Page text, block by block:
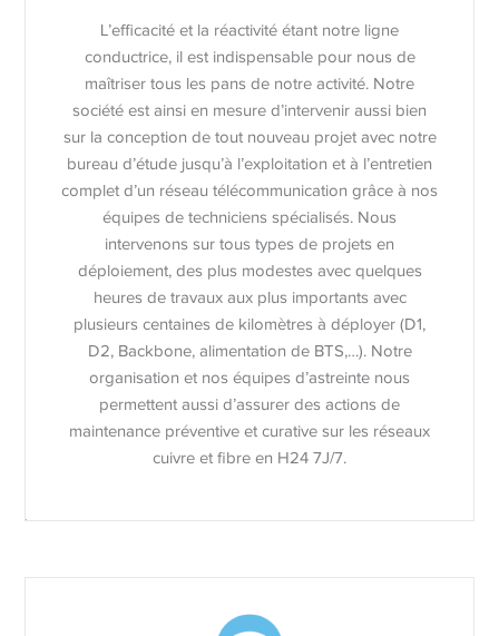
L’efficacité et la réactivité étant notre ligne
conductrice, il est indispensable pour nous de
maîtriser tous les pans de notre activité. Notre
société est ainsi en mesure d’intervenir aussi bien
sur la conception de tout nouveau projet avec notre
bureau d’étude jusqu’à l’exploitation et à l’entretien
complet d’un réseau télécommunication grâce à nos
équipes de techniciens spécialisés. Nous
intervenons sur tous types de projets en
déploiement, des plus modestes avec quelques
heures de travaux aux plus importants avec
plusieurs centaines de kilomètres à déployer (D1,
D2, Backbone, alimentation de BTS,…). Notre
organisation et nos équipes d’astreinte nous
permettent aussi d’assurer des actions de
maintenance préventive et curative sur les réseaux
cuivre et fibre en H24 7J/7.